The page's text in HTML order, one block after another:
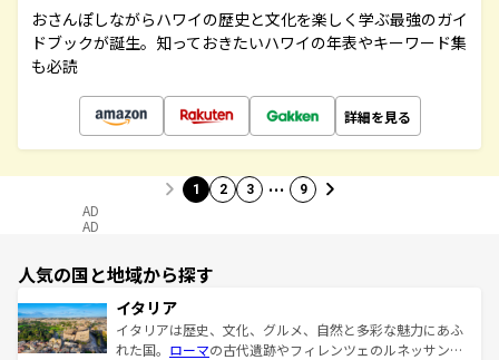
おさんぽしながらハワイの歴史と文化を楽しく学ぶ最強のガイ
ドブックが誕生。知っておきたいハワイの年表やキーワード集
も必読
詳細を見る
1 2 3 … 9
AD
AD
人気の国と地域から探す
イタリア
イタリアは歴史、文化、グルメ、自然と多彩な魅力にあふ
れた国。 ローマの古代遺跡やフィレンツェのルネッサンス